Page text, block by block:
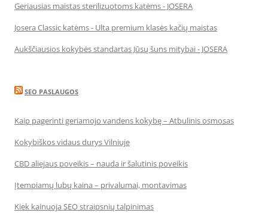
Geriausias maistas sterilizuotoms katėms - JOSERA
Josera Classic katėms - Ulta premium klasės kačių maistas
Aukščiausios kokybės standartas Jūsų šuns mitybai - JOSERA
SEO PASLAUGOS
Kaip pagerinti geriamojo vandens kokybę – Atbulinis osmosas
Kokybiškos vidaus durys Vilniuje
CBD aliejaus poveikis – nauda ir šalutinis poveikis
Įtempiamų lubų kaina – privalumai, montavimas
Kiek kainuoja SEO straipsnių talpinimas